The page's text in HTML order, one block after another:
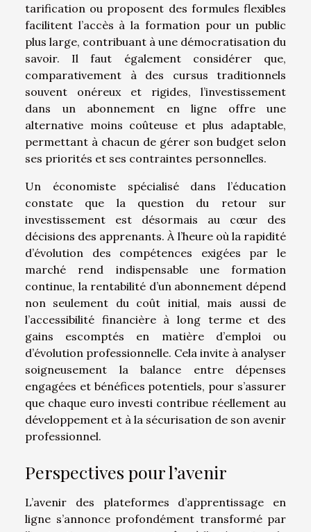
tarification ou proposent des formules flexibles
facilitent l’accès à la formation pour un public
plus large, contribuant à une démocratisation du
savoir. Il faut également considérer que,
comparativement à des cursus traditionnels
souvent onéreux et rigides, l’investissement
dans un abonnement en ligne offre une
alternative moins coûteuse et plus adaptable,
permettant à chacun de gérer son budget selon
ses priorités et ses contraintes personnelles.
Un économiste spécialisé dans l’éducation
constate que la question du retour sur
investissement est désormais au cœur des
décisions des apprenants. À l’heure où la rapidité
d’évolution des compétences exigées par le
marché rend indispensable une formation
continue, la rentabilité d’un abonnement dépend
non seulement du coût initial, mais aussi de
l’accessibilité financière à long terme et des
gains escomptés en matière d’emploi ou
d’évolution professionnelle. Cela invite à analyser
soigneusement la balance entre dépenses
engagées et bénéfices potentiels, pour s’assurer
que chaque euro investi contribue réellement au
développement et à la sécurisation de son avenir
professionnel.
Perspectives pour l’avenir
L’avenir des plateformes d’apprentissage en
ligne s’annonce profondément transformé par